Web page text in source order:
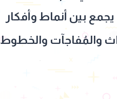
بين أنماط وأفكار
والمُفاجآت والخطوط